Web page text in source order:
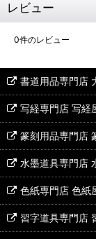
レビュー
0件のレビュー
書道用品専門店
写経専門店 写経
篆刻用品専門店
水墨道具専門店
色紙専門店 色紙
習字道具専門店